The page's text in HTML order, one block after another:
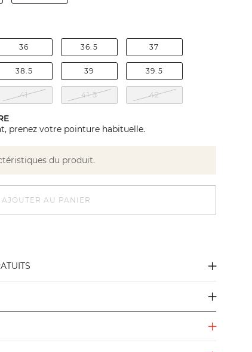
36 36.5 37
38.5 39 39.5
41 41.5 42
prenez votre pointure habituelle.
du produit.
AJOUTER AU PANIER